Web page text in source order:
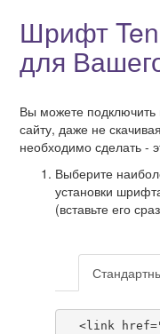
Шрифт
для
Вы можете
сайту, даже не
необходимо сделать -
Выберите
установки
(вставьте его
<link